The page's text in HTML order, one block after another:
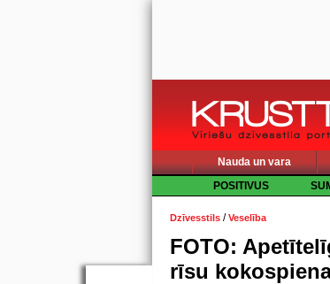
Nauda un vara
POSITIVUS
Dzīvesstils /Veselība
FOTO:
rīsu